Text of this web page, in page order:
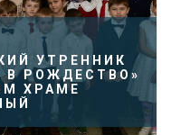
УТРЕННИК
В РОЖДЕСТВО»
ХРАМЕ